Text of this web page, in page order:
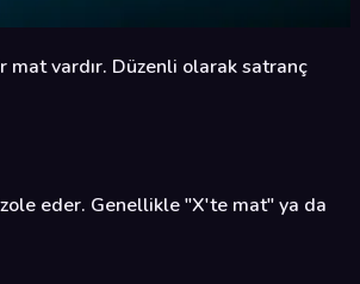
mat vardır. Düzenli olarak satranç
eder. Genellikle "X'te mat" ya da